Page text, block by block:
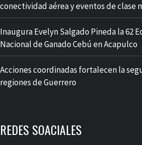
conectividad aérea y eventos de clase
Inaugura Evelyn Salgado Pineda la 62
Nacional de Ganado Cebú en Acapulco
Acciones coordinadas fortalecen la
regiones de Guerrero
REDES SOACIALES